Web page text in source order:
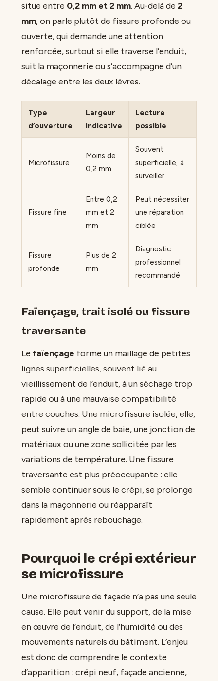
situe entre 0,2 mm et 2 mm. Au-delà de 2
mm, on parle plutôt de fissure profonde ou
ouverte, qui demande une attention
renforcée, surtout si elle traverse l’enduit,
suit la maçonnerie ou s’accompagne d’un
décalage entre les deux lèvres.
Type
d’ouverture
Largeur
indicative
Lecture
possible
Microfissure
Moins de
0,2 mm
Souvent
superficielle, à
surveiller
Fissure fine
Entre 0,2
mm et 2
mm
Peut nécessiter
une réparation
ciblée
Fissure
profonde
Plus de 2
mm
Diagnostic
professionnel
recommandé
Faïençage, trait isolé ou fissure
traversante
Le faïençage forme un maillage de petites
lignes superficielles, souvent lié au
vieillissement de l’enduit, à un séchage trop
rapide ou à une mauvaise compatibilité
entre couches. Une microfissure isolée, elle,
peut suivre un angle de baie, une jonction de
matériaux ou une zone sollicitée par les
variations de température. Une fissure
traversante est plus préoccupante : elle
semble continuer sous le crépi, se prolonge
dans la maçonnerie ou réapparaît
rapidement après rebouchage.
Pourquoi le crépi extérieur
se microfissure
Une microfissure de façade n’a pas une seule
cause. Elle peut venir du support, de la mise
en œuvre de l’enduit, de l’humidité ou des
mouvements naturels du bâtiment. L’enjeu
est donc de comprendre le contexte
d’apparition : crépi neuf, façade ancienne,